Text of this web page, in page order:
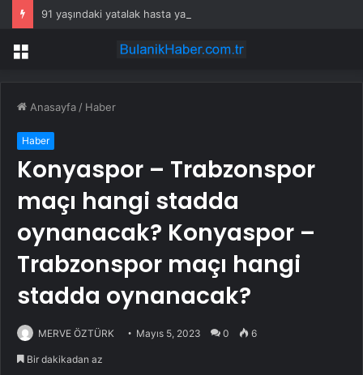
91 yaşındaki yatalak hasta yangında hayatını kaybetti
Menü
Anasayfa / Haber
Haber
Konyaspor – Trabzonspor
maçı hangi stadda
oynanacak? Konyaspor –
Trabzonspor maçı hangi
stadda oynanacak?
MERVE ÖZTÜRK Mayıs 5, 2023 0 6
Bir dakikadan az